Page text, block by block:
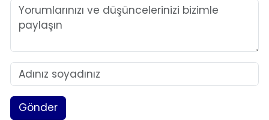
Gönder